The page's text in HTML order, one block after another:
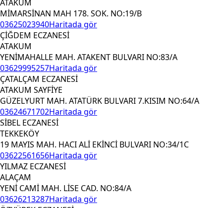
ATAKUM
MİMARSİNAN MAH 178. SOK. NO:19/B
03625023940Haritada gör
ÇİĞDEM ECZANESİ
ATAKUM
YENİMAHALLE MAH. ATAKENT BULVARI NO:83/A
03629995257Haritada gör
ÇATALÇAM ECZANESİ
ATAKUM SAYFİYE
GÜZELYURT MAH. ATATÜRK BULVARI 7.KISIM NO:64/A
03624671702Haritada gör
SİBEL ECZANESİ
TEKKEKÖY
19 MAYIS MAH. HACI ALİ EKİNCİ BULVARI NO:34/1C
03622561656Haritada gör
YILMAZ ECZANESİ
ALAÇAM
YENİ CAMİ MAH. LİSE CAD. NO:84/A
03626213287Haritada gör